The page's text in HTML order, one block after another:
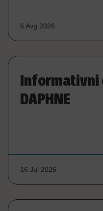
6 Avg 2026
Informativni
DAPHNE
16 Jul 2026